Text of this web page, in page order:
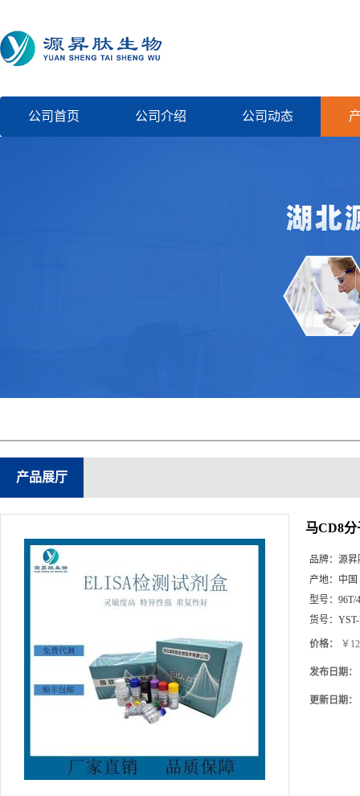
公司首页 公司介绍 公司动态
产品展厅
马CD8
品牌： 源昇
产地： 中国
型号： 96T/
货号：
价格： ￥
发布日期：
更新日期：